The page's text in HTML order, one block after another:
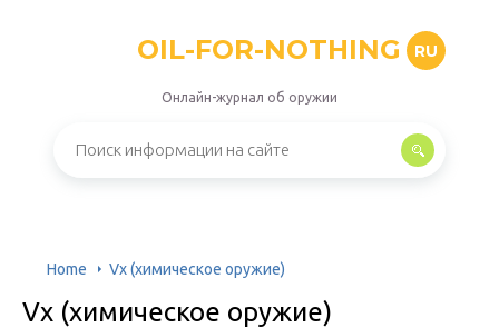
OIL-FOR-NOTHING RU
Онлайн-журнал об оружии
Home Vx (химическое оружие)
Vx (химическое оружие)